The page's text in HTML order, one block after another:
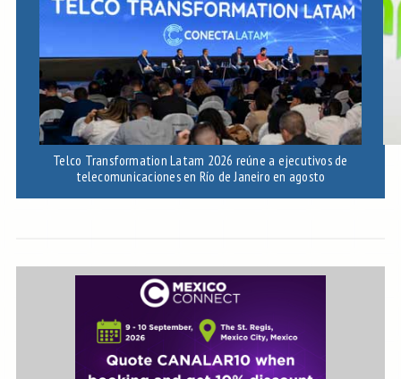
Telco Transformation Latam 2026 reúne a ejecutivos de
telecomunicaciones en Río de Janeiro en agosto